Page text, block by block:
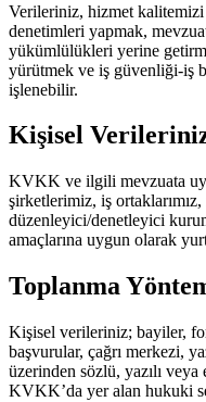
Verileriniz, hizmet
denetimleri yapmak,
yükümlülükleri yerine
yürütmek ve iş güvenliği-iş
işlenebilir.
Kişisel
KVKK ve ilgili mevzuata
şirketlerimiz, iş
düzenleyici/denetleyici
amaçlarına uygun olarak
Toplanma
Kişisel verileriniz; bayiler,
başvurular, çağrı merkezi,
üzerinden sözlü, yazılı
KVKK’da yer alan hukuki